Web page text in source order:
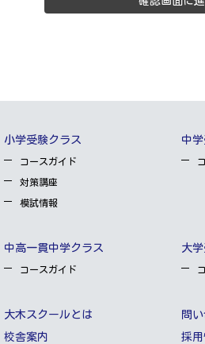
小学受験クラス
コースガイド
対策講座
模試情報
中
中高一貫中学クラス
コースガイド
大
大木スクールとは
校舎案内
問
採用